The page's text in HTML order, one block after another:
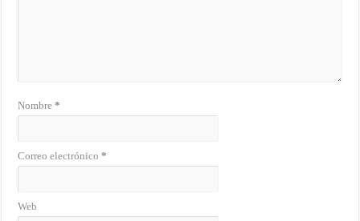
Nombre*
Correo electrónico*
Web